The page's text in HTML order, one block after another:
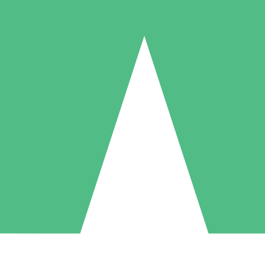
Packs de Crédits Individuels
à l'utilisation avec des crédits de téléchargement. Sans engagement
5 Téléchargements
US$